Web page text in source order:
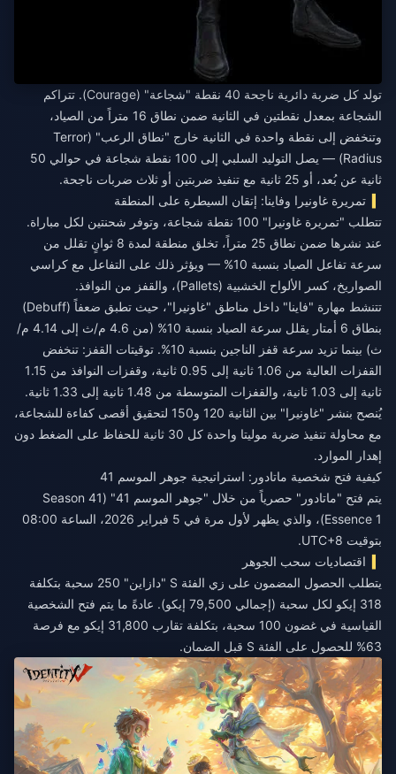
تولد كل ضربة دائرية ناجحة 40 نقطة "شجاعة" (Courage). تتراكم
الشجاعة بمعدل نقطتين في الثانية ضمن نطاق 16 متراً من الصياد،
وتنخفض إلى نقطة واحدة في الثانية خارج "نطاق الرعب" (Terror
Radius) — يصل التوليد السلبي إلى 100 نقطة شجاعة في حوالي 50
ثانية عن بُعد، أو 25 ثانية مع تنفيذ ضربتين أو ثلاث ضربات ناجحة.
تمريرة غاونيرا وفاينا: إتقان السيطرة على المنطقة
تتطلب "تمريرة غاونيرا" 100 نقطة شجاعة، وتوفر شحنتين لكل مباراة.
عند نشرها ضمن نطاق 25 متراً، تخلق منطقة لمدة 8 ثوانٍ تقلل من
سرعة تفاعل الصياد بنسبة 10% — ويؤثر ذلك على التفاعل مع كراسي
الصواريخ، كسر الألواح الخشبية (Pallets)، والقفز من النوافذ.
تتنشط مهارة "فاينا" داخل مناطق "غاونيرا"، حيث تطبق ضعفاً (Debuff)
بنطاق 6 أمتار يقلل سرعة الصياد بنسبة 10% (من 4.6 م/ث إلى 4.14 م/
ث) بينما تزيد سرعة قفز الناجين بنسبة 10%. توقيتات القفز: تنخفض
القفزات العالية من 1.06 ثانية إلى 0.95 ثانية، وقفزات النوافذ من 1.15
ثانية إلى 1.03 ثانية، والقفزات المتوسطة من 1.48 ثانية إلى 1.33 ثانية.
يُنصح بنشر "غاونيرا" بين الثانية 120 و150 لتحقيق أقصى كفاءة للشجاعة،
مع محاولة تنفيذ ضربة موليتا واحدة كل 30 ثانية للحفاظ على الضغط دون
إهدار الموارد.
كيفية فتح شخصية ماتادور: استراتيجية جوهر الموسم 41
يتم فتح "ماتادور" حصرياً من خلال "جوهر الموسم 41" (Season 41
Essence 1)، والذي يظهر لأول مرة في 5 فبراير 2026، الساعة 08:00
بتوقيت UTC+8.
اقتصاديات سحب الجوهر
يتطلب الحصول المضمون على زي الفئة S "دازاين" 250 سحبة بتكلفة
318 إيكو لكل سحبة (إجمالي 79,500 إيكو). عادةً ما يتم فتح الشخصية
القياسية في غضون 100 سحبة، بتكلفة تقارب 31,800 إيكو مع فرصة
63% للحصول على الفئة S قبل الضمان.